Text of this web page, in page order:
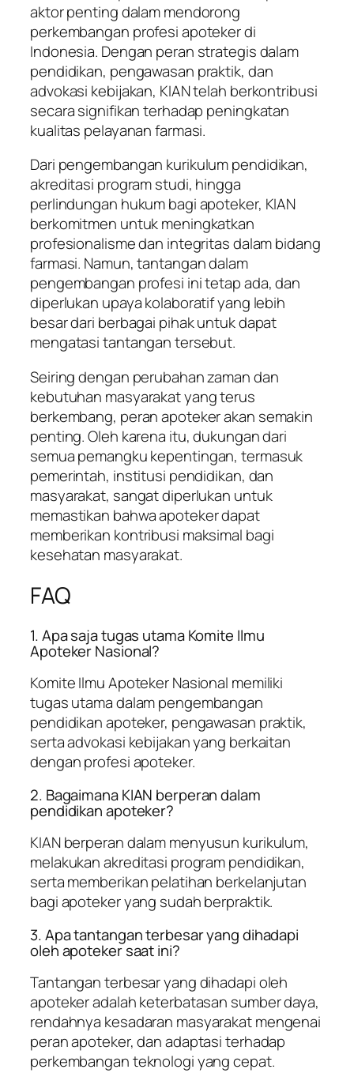
aktor penting dalam mendorong
perkembangan profesi apoteker di
Indonesia. Dengan peran strategis dalam
pendidikan, pengawasan praktik, dan
advokasi kebijakan, KIAN telah berkontribusi
secara signifikan terhadap peningkatan
kualitas pelayanan farmasi.
Dari pengembangan kurikulum pendidikan,
akreditasi program studi, hingga
perlindungan hukum bagi apoteker, KIAN
berkomitmen untuk meningkatkan
profesionalisme dan integritas dalam bidang
farmasi. Namun, tantangan dalam
pengembangan profesi ini tetap ada, dan
diperlukan upaya kolaboratif yang lebih
besar dari berbagai pihak untuk dapat
mengatasi tantangan tersebut.
Seiring dengan perubahan zaman dan
kebutuhan masyarakat yang terus
berkembang, peran apoteker akan semakin
penting. Oleh karena itu, dukungan dari
semua pemangku kepentingan, termasuk
pemerintah, institusi pendidikan, dan
masyarakat, sangat diperlukan untuk
memastikan bahwa apoteker dapat
memberikan kontribusi maksimal bagi
kesehatan masyarakat.
FAQ
1. Apa saja tugas utama Komite Ilmu
Apoteker Nasional?
Komite Ilmu Apoteker Nasional memiliki
tugas utama dalam pengembangan
pendidikan apoteker, pengawasan praktik,
serta advokasi kebijakan yang berkaitan
dengan profesi apoteker.
2. Bagaimana KIAN berperan dalam
pendidikan apoteker?
KIAN berperan dalam menyusun kurikulum,
melakukan akreditasi program pendidikan,
serta memberikan pelatihan berkelanjutan
bagi apoteker yang sudah berpraktik.
3. Apa tantangan terbesar yang dihadapi
oleh apoteker saat ini?
Tantangan terbesar yang dihadapi oleh
apoteker adalah keterbatasan sumber daya,
rendahnya kesadaran masyarakat mengenai
peran apoteker, dan adaptasi terhadap
perkembangan teknologi yang cepat.